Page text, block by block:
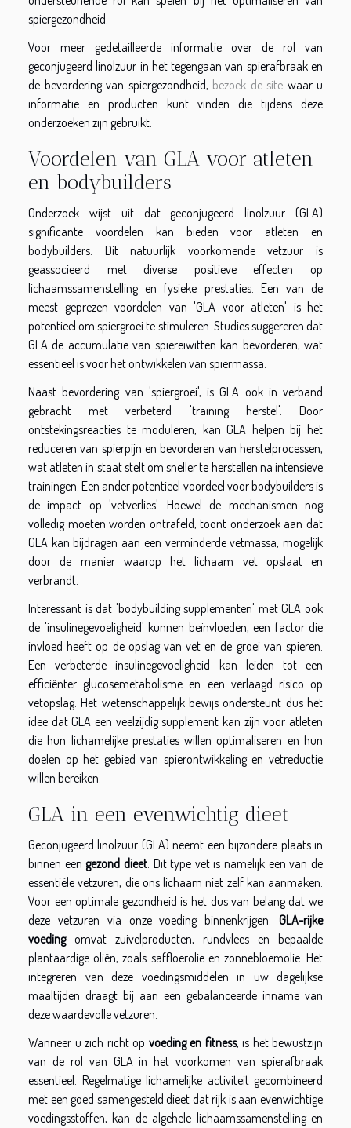
spiergezondheid.
Voor meer gedetailleerde informatie over de rol van
geconjugeerd linolzuur in het tegengaan van spierafbraak en
de bevordering van spiergezondheid, bezoek de site waar u
informatie en producten kunt vinden die tijdens deze
onderzoeken zijn gebruikt.
Voordelen van GLA voor atleten
en bodybuilders
Onderzoek wijst uit dat geconjugeerd linolzuur (GLA)
significante voordelen kan bieden voor atleten en
bodybuilders. Dit natuurlijk voorkomende vetzuur is
geassocieerd met diverse positieve effecten op
lichaamssamenstelling en fysieke prestaties. Een van de
meest geprezen voordelen van 'GLA voor atleten' is het
potentieel om spiergroei te stimuleren. Studies suggereren dat
GLA de accumulatie van spiereiwitten kan bevorderen, wat
essentieel is voor het ontwikkelen van spiermassa.
Naast bevordering van 'spiergroei', is GLA ook in verband
gebracht met verbeterd 'training herstel'. Door
ontstekingsreacties te moduleren, kan GLA helpen bij het
reduceren van spierpijn en bevorderen van herstelprocessen,
wat atleten in staat stelt om sneller te herstellen na intensieve
trainingen. Een ander potentieel voordeel voor bodybuilders is
de impact op 'vetverlies'. Hoewel de mechanismen nog
volledig moeten worden ontrafeld, toont onderzoek aan dat
GLA kan bijdragen aan een verminderde vetmassa, mogelijk
door de manier waarop het lichaam vet opslaat en
verbrandt.
Interessant is dat 'bodybuilding supplementen' met GLA ook
de 'insulinegevoeligheid' kunnen beïnvloeden, een factor die
invloed heeft op de opslag van vet en de groei van spieren.
Een verbeterde insulinegevoeligheid kan leiden tot een
efficiënter glucosemetabolisme en een verlaagd risico op
vetopslag. Het wetenschappelijk bewijs ondersteunt dus het
idee dat GLA een veelzijdig supplement kan zijn voor atleten
die hun lichamelijke prestaties willen optimaliseren en hun
doelen op het gebied van spierontwikkeling en vetreductie
willen bereiken.
GLA in een evenwichtig dieet
Geconjugeerd linolzuur (GLA) neemt een bijzondere plaats in
binnen eengezond dieet. Dit type vet is namelijk een van de
essentiële vetzuren, die ons lichaam niet zelf kan aanmaken.
Voor een optimale gezondheid is het dus van belang dat we
deze vetzuren via onze voeding binnenkrijgen. GLA-rijke
voedingomvat zuivelproducten, rundvlees en bepaalde
plantaardige oliën, zoals saffloerolie en zonnebloemolie. Het
integreren van deze voedingsmiddelen in uw dagelijkse
maaltijden draagt bij aan een gebalanceerde inname van
deze waardevolle vetzuren.
Wanneer u zich richt op voeding en fitness, is het bewustzijn
van de rol van GLA in het voorkomen van spierafbraak
essentieel. Regelmatige lichamelijke activiteit gecombineerd
met een goed samengesteld dieet dat rijk is aan evenwichtige
voedingsstoffen, kan de algehele lichaamssamenstelling en